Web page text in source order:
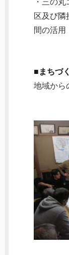
・三の
区及び隣
間の活用
■まちづ
地域から